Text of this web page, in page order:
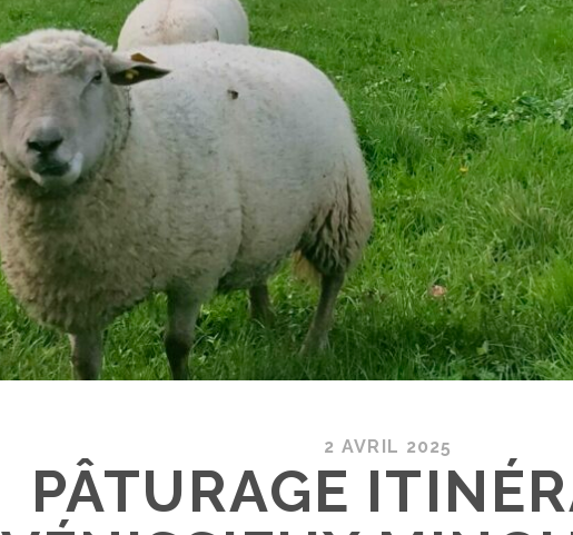
2 AVRIL 2025
PÂTURAGE